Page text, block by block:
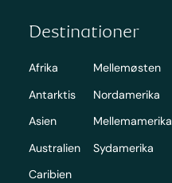
Destinationer
Afrika
Antarktis
Asien
Australien
Caribien
Mellemøsten
Nordamerika
Mellemamerika
Sydamerika